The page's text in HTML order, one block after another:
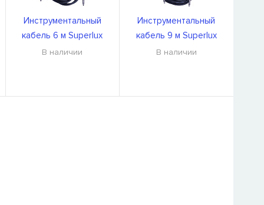
Инструментальный
кабель 6 м Superlux
CFI6PP
В наличии
Инструментальный
кабель 9 м Superlux
CFI9PP
В наличии